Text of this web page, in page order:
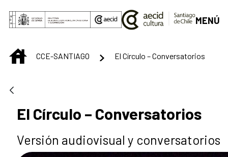
Saltar al contenido principal
MENÚ
INICIOCCE-SANTIAGO El Círculo – Conversatorios
El Círculo – Conversatorios
Versión audiovisual y conversatorios